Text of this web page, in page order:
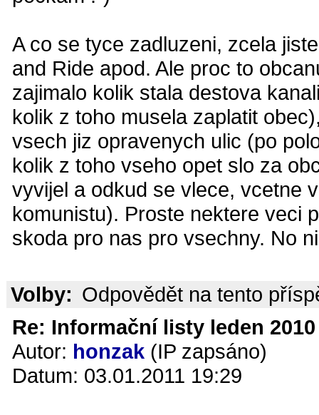
A co se tyce zadluzeni, zcela
and Ride apod. Ale proc to
zajimalo kolik stala destova
kolik z toho musela zaplatit
vsech jiz opravenych ulic (po
kolik z toho vseho opet slo za
vyvijel a odkud se vlece, vcetne
komunistu). Proste nektere veci
skoda pro nas pro vsechny. No
Volby: Odpovědět na tento
Re: Informační listy leden
Autor: honzak (IP zapsáno)
Datum: 03.01.2011 19:29